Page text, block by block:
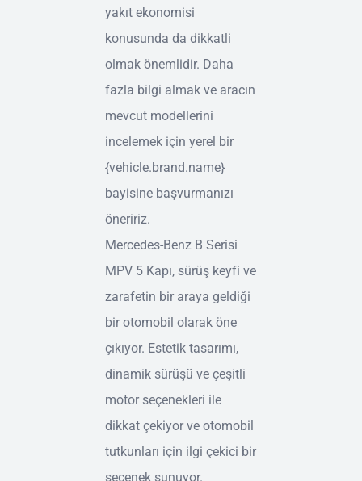
yakıt ekonomisi
konusunda da dikkatli
olmak önemlidir. Daha
fazla bilgi almak ve aracın
mevcut modellerini
incelemek için yerel bir
{vehicle.brand.name}
bayisine başvurmanızı
öneririz.
Mercedes-Benz B Serisi
MPV 5 Kapı, sürüş keyfi ve
zarafetin bir araya geldiği
bir otomobil olarak öne
çıkıyor. Estetik tasarımı,
dinamik sürüşü ve çeşitli
motor seçenekleri ile
dikkat çekiyor ve otomobil
tutkunları için ilgi çekici bir
seçenek sunuyor.